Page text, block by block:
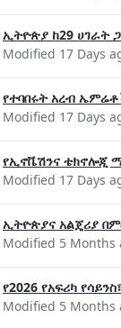
ኢትዮጵያ ከ29 ሀገራት
Modified 17 Days
የተባበሩት አረብ
Modified 17 Days
የኢኖቬሽንና ቴክኖሎጂ
Modified 17 Days
ኢትዮጵያና አልጄሪያ
Modified 5 Months
የ2026 የአፍሪካ
Modified 5 Months